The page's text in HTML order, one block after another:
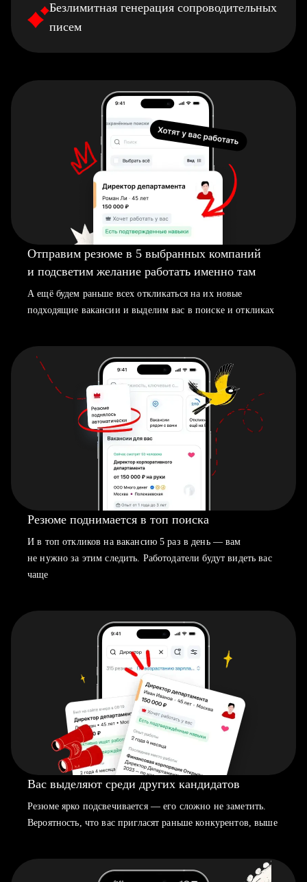
Безлимитная генерация сопроводительных
писем
Отправим резюме в 5 выбранных компаний
и подсветим желание работать именно там
А ещё будем раньше всех откликаться на их новые
подходящие вакансии и выделим вас в поиске и откликах
Резюме поднимается в топ поиска
И в топ откликов на вакансию 5 раз в день — вам
не нужно за этим следить. Работодатели будут видеть вас
чаще
Вас выделяют среди других кандидатов
Резюме ярко подсвечивается — его сложно не заметить.
Вероятность, что вас пригласят раньше конкурентов, выше